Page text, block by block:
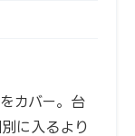
カバー。台
に入るより